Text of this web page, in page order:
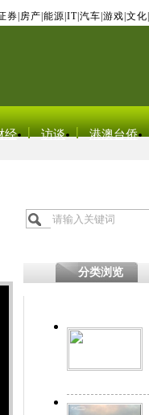
券 房产 能源 IT| 汽车 游戏 文化
经 访谈 港澳台侨
分类浏览